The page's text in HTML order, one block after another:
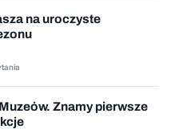
na uroczyste
Znamy pierwsze